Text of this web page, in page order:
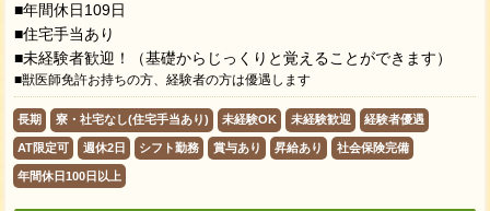
■年間休日109日
■住宅手当あり
■未経験者歓迎！（基礎からじっくりと覚えることができます）
■獣医師免許お持ちの方、経験者の方は優遇します
長期 寮・社宅なし(住宅手当あり) 未経験OK 未経験歓迎 経験者優遇
AT限定可 週休2日 シフト勤務 賞与あり 昇給あり 社会保険完備
年間休日100日以上